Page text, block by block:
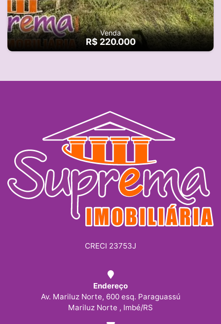
Venda
R$ 220.000
CRECI 23753J
Endereço
Av. Mariluz Norte, 600 esq. Paraguassú
Mariluz Norte , Imbé/RS